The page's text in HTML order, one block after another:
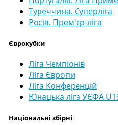
Туреччина. Суперліга
Росія. Прем'єр-ліга
Єврокубки
Ліга Чемпіонів
Ліга Європи
Ліга Конференцій
Юнацька ліга УЄФА
Національні збірні